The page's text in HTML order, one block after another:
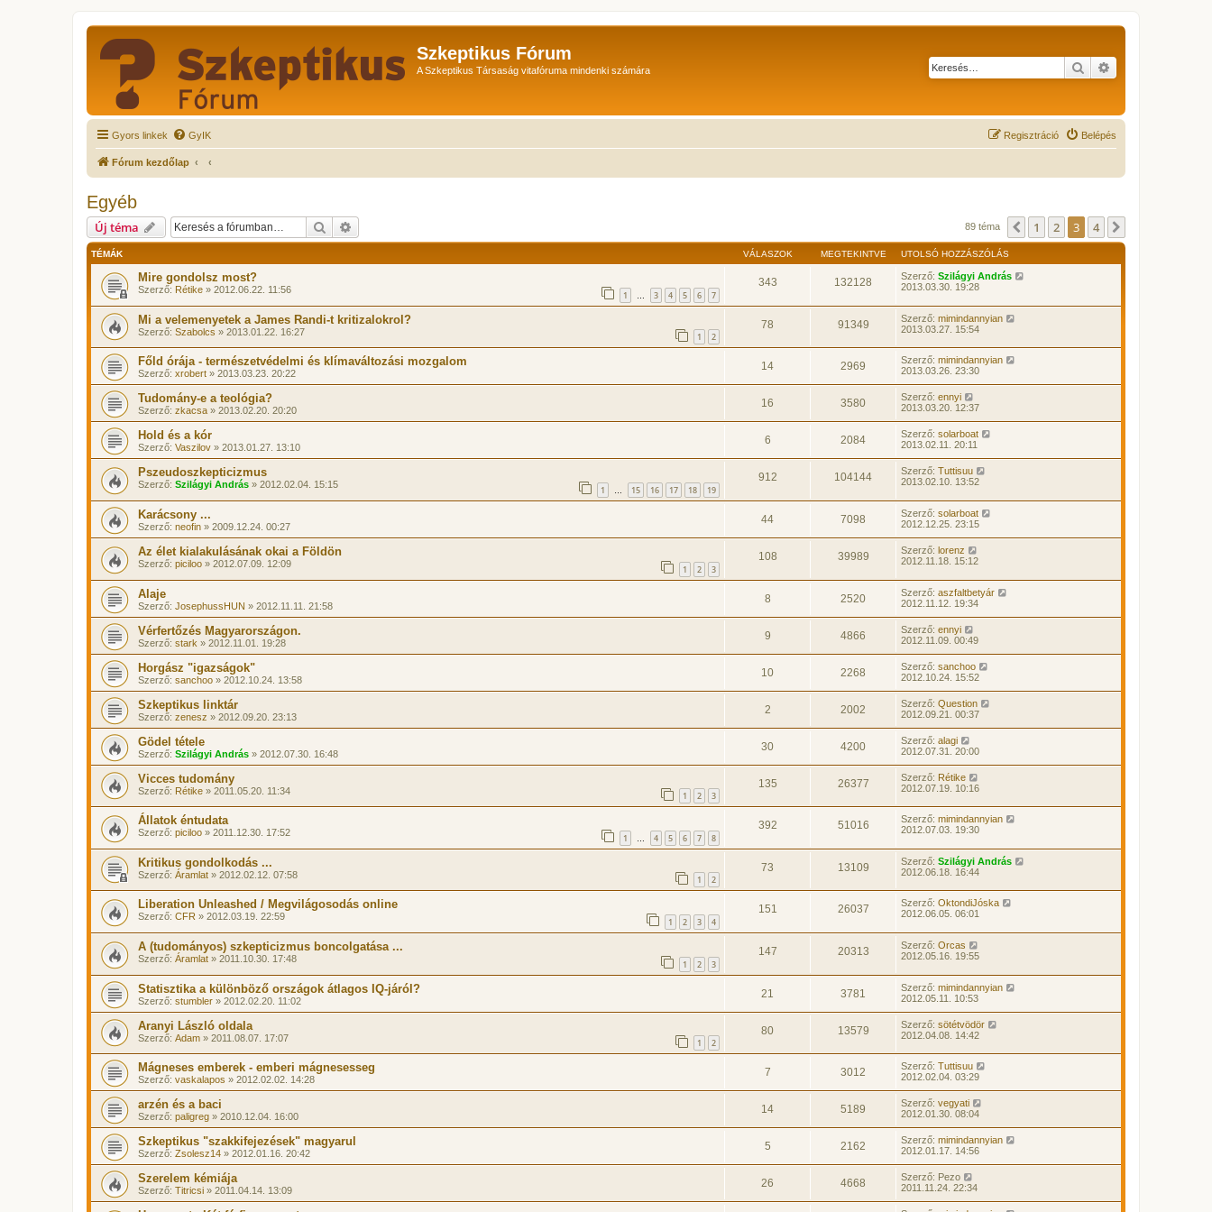
Szkeptikus Fórum
A Szkeptikus Társaság vitafóruma mindenki számára Keresés
Gyors linkek GyIK Belépés
Regisztráció
Fórum kezdőlap
Egyéb
Új téma Keresés 89 téma Előző
1 2 3 4
TÉMÁK VÁLASZOK MEGTEKINTVE UTOLSÓ HOZZÁSZÓLÁS
Mire gondolsz most?
Szerző: Rétike » 2012.06.22. 11:56 1 … 3 4 5 6 7
343 132128 Szerző: Szilágyi András
2013.03.30. 19:28
Mi a velemenyetek a James Randi-t kritizalokrol?
Szerző: Szabolcs » 2013.01.22. 16:27 1 2
78 91349 Szerző: mimindannyian
2013.03.27. 15:54
Főld órája - természetvédelmi és klímaváltozási mozgalom
Szerző: xrobert » 2013.03.23. 20:22
14 2969 Szerző: mimindannyian
2013.03.26. 23:30
Tudomány-e a teológia?
Szerző: zkacsa » 2013.02.20. 20:20
16 3580 Szerző: ennyi
2013.03.20. 12:37
Hold és a kór
Szerző: Vaszilov » 2013.01.27. 13:10
6 2084 Szerző: solarboat
2013.02.11. 20:11
Pszeudoszkepticizmus
Szerző: Szilágyi András » 2012.02.04. 15:15 1 … 15 16 17 18 19
912 104144 Szerző: Tuttisuu
2013.02.10. 13:52
Karácsony ...
Szerző: neofin » 2009.12.24. 00:27
44 7098 Szerző: solarboat
2012.12.25. 23:15
Az élet kialakulásának okai a Földön
Szerző: piciloo » 2012.07.09. 12:09 1 2 3
108 39989 Szerző: lorenz
2012.11.18. 15:12
Alaje
Szerző: JosephussHUN » 2012.11.11. 21:58
8 2520 Szerző: aszfaltbetyár
2012.11.12. 19:34
Vérfertőzés Magyarországon.
Szerző: stark » 2012.11.01. 19:28
9 4866 Szerző: ennyi
2012.11.09. 00:49
Horgász "igazságok"
Szerző: sanchoo » 2012.10.24. 13:58
10 2268 Szerző: sanchoo
2012.10.24. 15:52
Szkeptikus linktár
Szerző: zenesz » 2012.09.20. 23:13
2 2002 Szerző: Question
2012.09.21. 00:37
Gödel tétele
Szerző: Szilágyi András » 2012.07.30. 16:48
30 4200 Szerző: alagi
2012.07.31. 20:00
Vicces tudomány
Szerző: Rétike » 2011.05.20. 11:34 1 2 3
135 26377 Szerző: Rétike
2012.07.19. 10:16
Állatok éntudata
Szerző: piciloo » 2011.12.30. 17:52 1 … 4 5 6 7 8
392 51016 Szerző: mimindannyian
2012.07.03. 19:30
Kritikus gondolkodás ...
Szerző: Áramlat » 2012.02.12. 07:58 1 2
73 13109 Szerző: Szilágyi András
2012.06.18. 16:44
Liberation Unleashed / Megvilágosodás online
Szerző: CFR » 2012.03.19. 22:59 1 2 3 4
151 26037 Szerző: OktondiJóska
2012.06.05. 06:01
A (tudományos) szkepticizmus boncolgatása ...
Szerző: Áramlat » 2011.10.30. 17:48 1 2 3
147 20313 Szerző: Orcas
2012.05.16. 19:55
Statisztika a különböző országok átlagos IQ-járól?
Szerző: stumbler » 2012.02.20. 11:02
21 3781 Szerző: mimindannyian
2012.05.11. 10:53
Aranyi László oldala
Szerző: Adam » 2011.08.07. 17:07 1 2
80 13579 Szerző: sötétvödör
2012.04.08. 14:42
Mágneses emberek - emberi mágnesesseg
Szerző: vaskalapos » 2012.02.02. 14:28
7 3012 Szerző: Tuttisuu
2012.02.04. 03:29
arzén és a baci
Szerző: paligreg » 2010.12.04. 16:00
14 5189 Szerző: vegyati
2012.01.30. 08:04
Szkeptikus "szakkifejezések" magyarul
Szerző: Zsolesz14 » 2012.01.16. 20:42
5 2162 Szerző: mimindannyian
2012.01.17. 14:56
Szerelem kémiája
Szerző: Titricsi » 2011.04.14. 13:09
26 4668 Szerző: Pezo
2011.11.24. 22:34